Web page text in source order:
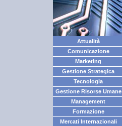
Attualità
Comunicazione
Marketing
Gestione Strategica
Tecnologia
Gestione Risorse Umane
Management
Formazione
Mercati Internazionali